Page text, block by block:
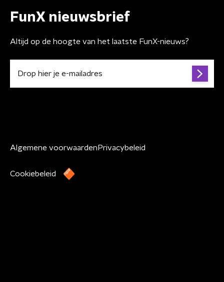
FunX nieuwsbrief
Altijd op de hoogte van het laatste FunX-nieuws?
Algemene voorwaarden Privacybeleid
Cookiebeleid